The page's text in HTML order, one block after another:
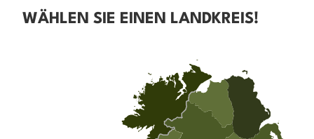
WÄHLEN SIE EINEN LANDKREIS!